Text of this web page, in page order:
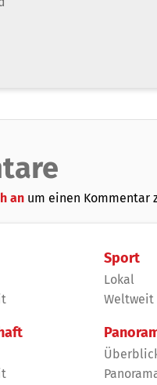
an um einen Kommentar
Sport
Lokal
Weltweit